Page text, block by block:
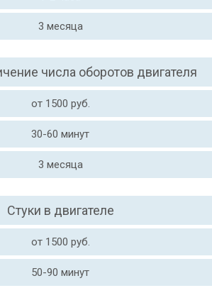
3 месяца
числа оборотов двигателя
от 1500 руб.
30-60 минут
3 месяца
Стуки в двигателе
от 1500 руб.
50-90 минут